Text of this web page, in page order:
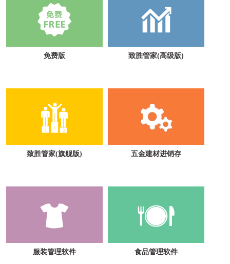
免费版 致胜管家(高级版)
致胜管家(旗舰版) 五金建材进销存
服装管理软件 食品管理软件